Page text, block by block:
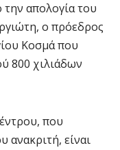
απολογία του
ο πρόεδρος
Κοσμά που
800 χιλιάδων
που
ανακριτή, είναι